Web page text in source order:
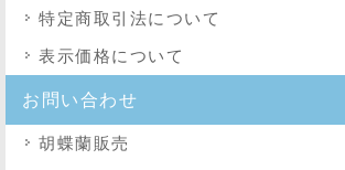
特定商取引法について
表示価格について
お問い合わせ
胡蝶蘭販売